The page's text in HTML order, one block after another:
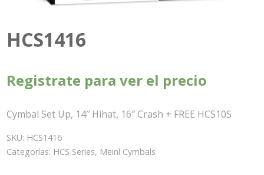
HCS1416
Registrate para ver el precio
Cymbal Set Up, 14″ Hihat, 16″ Crash + FREE HCS10S
SKU: HCS1416
Categorías: HCS Series, Meinl Cymbals